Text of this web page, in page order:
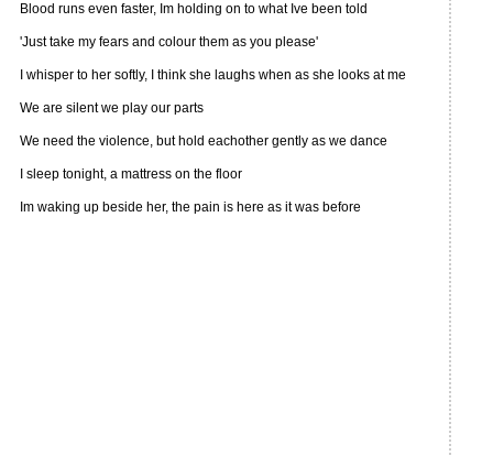
Blood runs even faster, Im holding on to what Ive been told
'Just take my fears and colour them as you please'
I whisper to her softly, I think she laughs when as she looks at me
We are silent we play our parts
We need the violence, but hold eachother gently as we dance
I sleep tonight, a mattress on the floor
Im waking up beside her, the pain is here as it was before